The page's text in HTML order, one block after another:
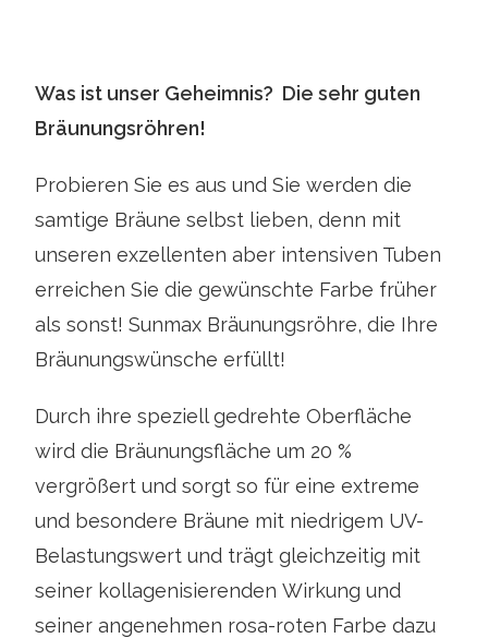
Was ist unser Geheimnis? Die sehr guten
Bräunungsröhren!
Probieren Sie es aus und Sie werden die
samtige Bräune selbst lieben, denn mit
unseren exzellenten aber intensiven Tuben
erreichen Sie die gewünschte Farbe früher
als sonst! Sunmax Bräunungsröhre, die Ihre
Bräunungswünsche erfüllt!
Durch ihre speziell gedrehte Oberfläche
wird die Bräunungsfläche um 20 %
vergrößert und sorgt so für eine extreme
und besondere Bräune mit niedrigem UV-
Belastungswert und trägt gleichzeitig mit
seiner kollagenisierendenWirkung und
seiner angenehmen rosa-roten Farbe dazu